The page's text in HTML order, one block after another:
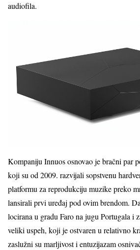
audiofila.
Kompaniju Innuos osnovao je bračni par
koji su od 2009. razvijali sopstvenu
platformu za reprodukciju muzike preko
lansirali prvi uređaj pod ovim brendom.
locirana u gradu Faro na jugu Portugala i
veliki uspeh, koji je ostvaren u relativno
zaslužni su marljivost i entuzijazam